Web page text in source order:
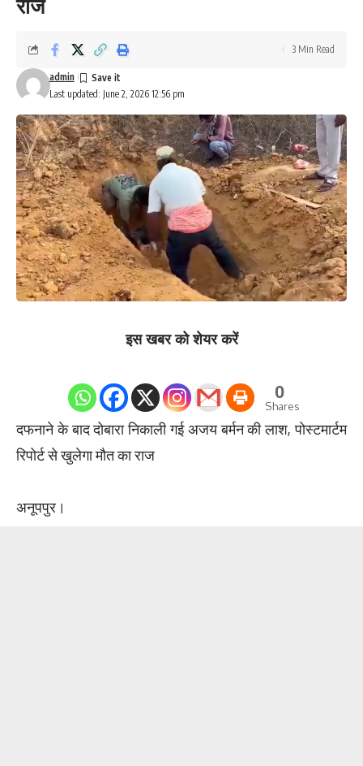
राज
Last updated: June 2, 2026 12:56 pm
admin
3 Min Read
इस खबर को शेयर करें
0
Shares
दफनाने के बाद दोबारा निकाली गई अजय बर्मन की लाश, पोस्टमार्टम
रिपोर्ट से खुलेगा मौत का राज
अनूपपुर।